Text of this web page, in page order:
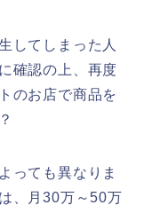
してしまった人
確認の上、再度
のお店で商品を
っても異なりま
、月30万～50万